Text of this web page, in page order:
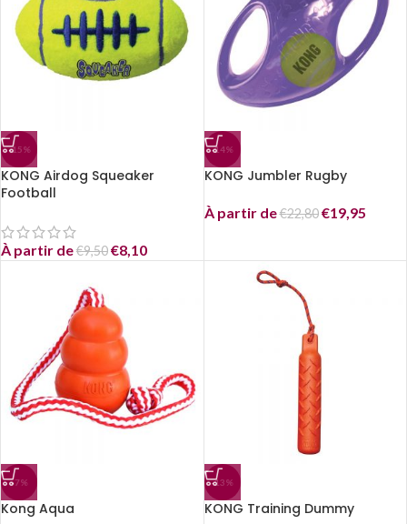
-15%
KONG Airdog Squeaker
Football
À partir de€9,50€8,10
-14%
KONG Jumbler Rugby
À partir de€22,80 €19,95
-7%
Kong Aqua
-13%
KONG Training Dummy